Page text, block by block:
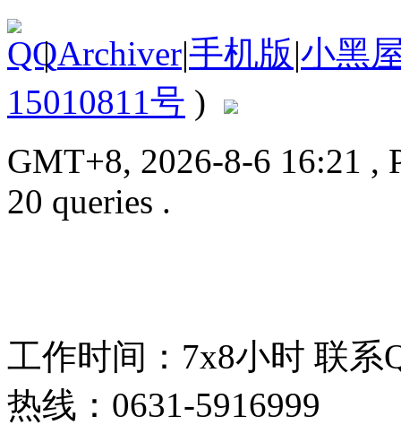
| Archiver|手机版|小黑
15010811号 )
GMT+8, 2026-8-6 16:21 ,
20 queries .
工作时间：7x8小时 联系
热线：0631-5916999